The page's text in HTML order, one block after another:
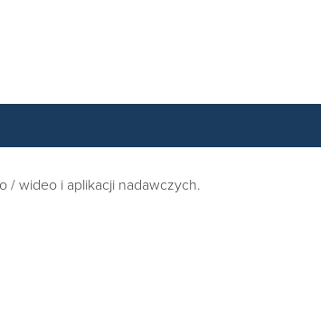
/ wideo i aplikacji nadawczych.